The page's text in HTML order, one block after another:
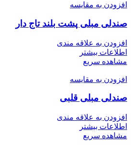
افزودن به مقایسه
صندلی مبلی پشت بلند تاج دار
افزودن به علاقه مندی
اطلاعات بیشتر
مشاهده سریع
افزودن به مقایسه
صندلی مبلی قلبی
افزودن به علاقه مندی
اطلاعات بیشتر
مشاهده سریع